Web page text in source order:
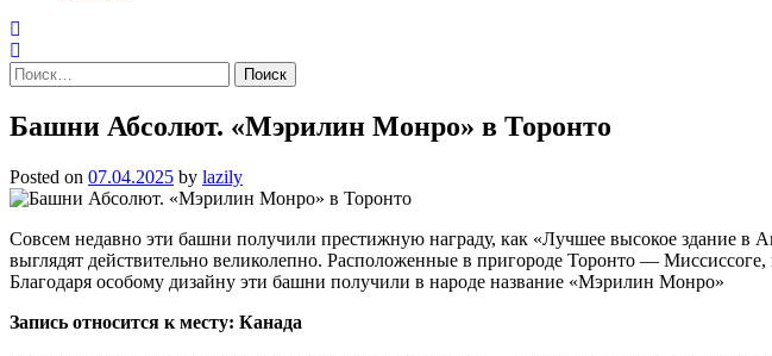
Найти:
Башни Абсолют. «Мэрилин Монро» в Торонто
Posted on 07.04.2025 by lazily
Совсем недавно эти башни получили престижную награду, как «Лучшее высокое здание
выглядят действительно великолепно. Расположенные в пригороде Торонто —
Благодаря особому дизайну эти башни получили в народе название «Мэрилин Монро»
Запись относится к месту: Канада